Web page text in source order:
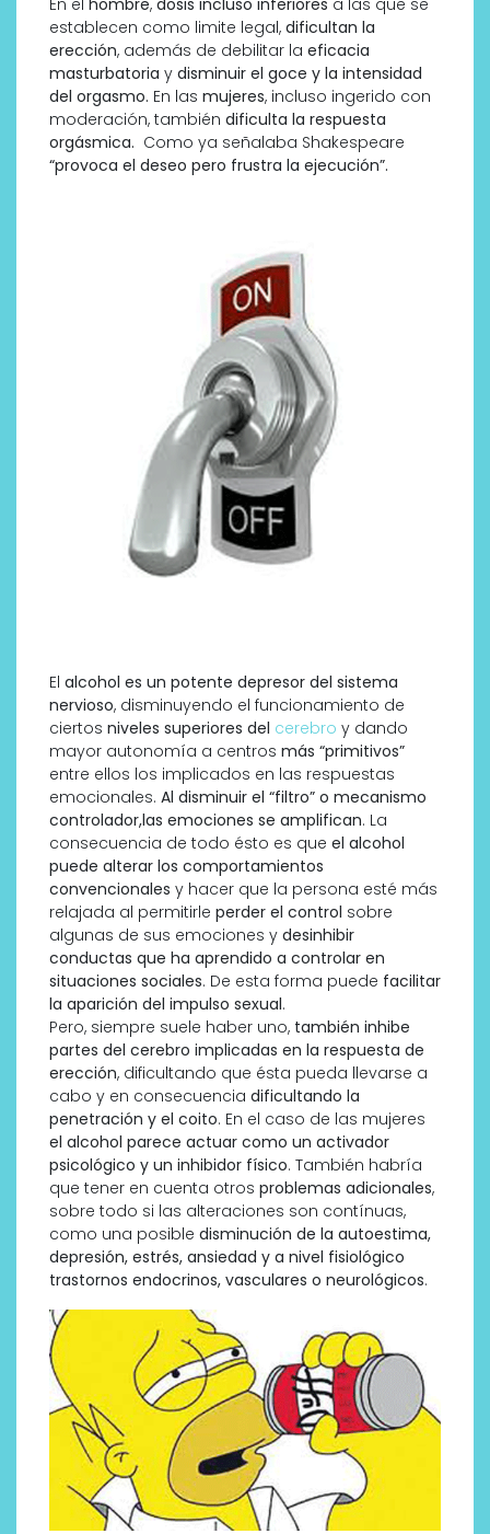
En el hombre, dosis incluso inferiores a las que se
establecen como limite legal, dificultan la
erección, además de debilitar la eficacia
masturbatoria y disminuir el goce y la intensidad
del orgasmo. En las mujeres, incluso ingerido con
moderación, también dificulta la respuesta
orgásmica. Como ya señalaba Shakespeare
“provoca el deseo pero frustra la ejecución”.
El alcohol es un potente depresor del sistema
nervioso, disminuyendo el funcionamiento de
ciertos niveles superiores del cerebro y dando
mayor autonomía a centros más “primitivos”
entre ellos los implicados en las respuestas
emocionales. Al disminuir el “filtro” o mecanismo
controlador,las emociones se amplifican. La
consecuencia de todo ésto es que el alcohol
puede alterar los comportamientos
convencionales y hacer que la persona esté más
relajada al permitirle perder el control sobre
algunas de sus emociones y desinhibir
conductas que ha aprendido a controlar en
situaciones sociales. De esta forma puede facilitar
la aparición del impulso sexual.
Pero, siempre suele haber uno, también inhibe
partes del cerebro implicadas en la respuesta de
erección, dificultando que ésta pueda llevarse a
cabo y en consecuencia dificultando la
penetración y el coito. En el caso de las mujeres
el alcohol parece actuar como un activador
psicológico y un inhibidor físico. También habría
que tener en cuenta otros problemas adicionales,
sobre todo si las alteraciones son contínuas,
como una posible disminución de la autoestima,
depresión, estrés, ansiedad y a nivel fisiológico
trastornos endocrinos, vasculares o neurológicos.